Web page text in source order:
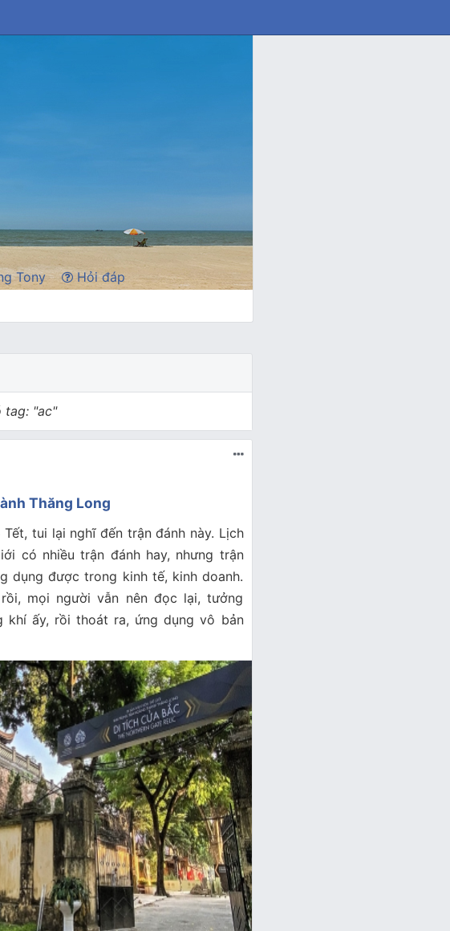
Tony
Hỏi đáp
tag: "ac"
Thăng Long
tui lại nghĩ đến trận đánh này. Lịch
có nhiều trận đánh hay, nhưng trận
dụng được trong kinh tế, kinh doanh.
mọi người vẫn nên đọc lại, tưởng
khí ấy, rồi thoát ra, ứng dụng vô bản